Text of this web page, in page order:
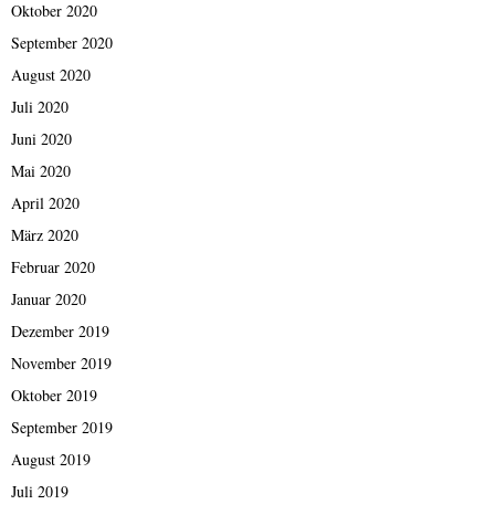
Oktober 2020
September 2020
August 2020
Juli 2020
Juni 2020
Mai 2020
April 2020
März 2020
Februar 2020
Januar 2020
Dezember 2019
November 2019
Oktober 2019
September 2019
August 2019
Juli 2019